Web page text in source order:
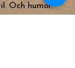
Och humor.